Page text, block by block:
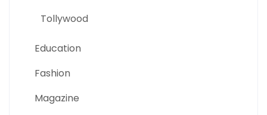
Tollywood
Education
Fashion
Magazine